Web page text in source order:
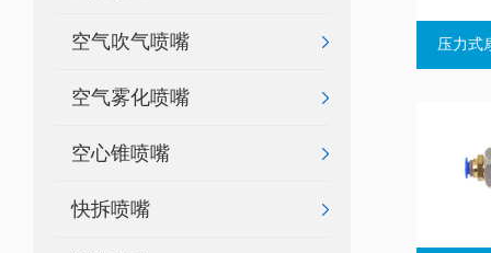
空气吹气喷嘴
空气雾化喷嘴
空心锥喷嘴
快拆喷嘴
压力式